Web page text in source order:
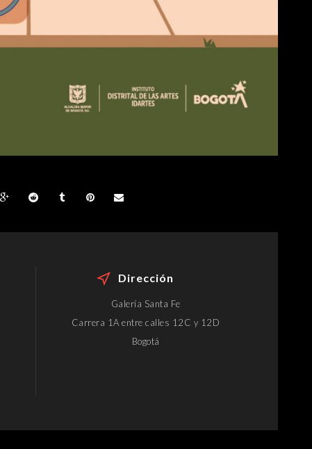
Dirección
Galería Santa Fe
Carrera 1A entre calles 12C y 12D
Bogotá